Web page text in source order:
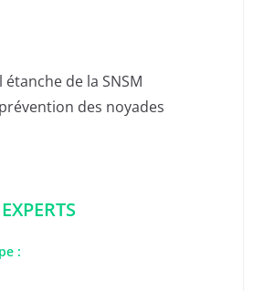
étanche de la SNSM
des noyades
: